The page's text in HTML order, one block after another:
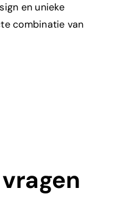
en unieke
combinatie van